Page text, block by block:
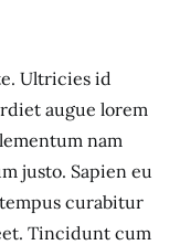
Ultricies id
augue lorem
nam
justo. Sapien eu
curabitur
Tincidunt cum